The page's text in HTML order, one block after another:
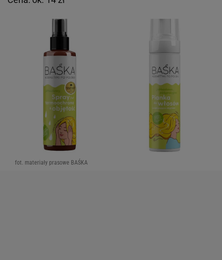
fot. materiały prasowe BAŚKA